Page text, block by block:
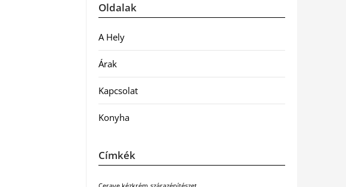
Oldalak
A Hely
Árak
Kapcsolat
Konyha
Címkék